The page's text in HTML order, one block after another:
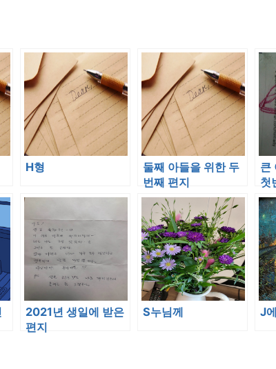
H형
둘째 아들을 위한 두
번째 편지
큰
첫
2021년 생일에 받은
편지
S누님께 J